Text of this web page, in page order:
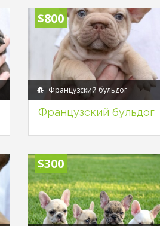
$800
Французский бульдог
Французский бульдог
$300